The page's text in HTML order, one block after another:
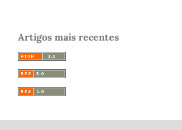
Artigos mais recentes